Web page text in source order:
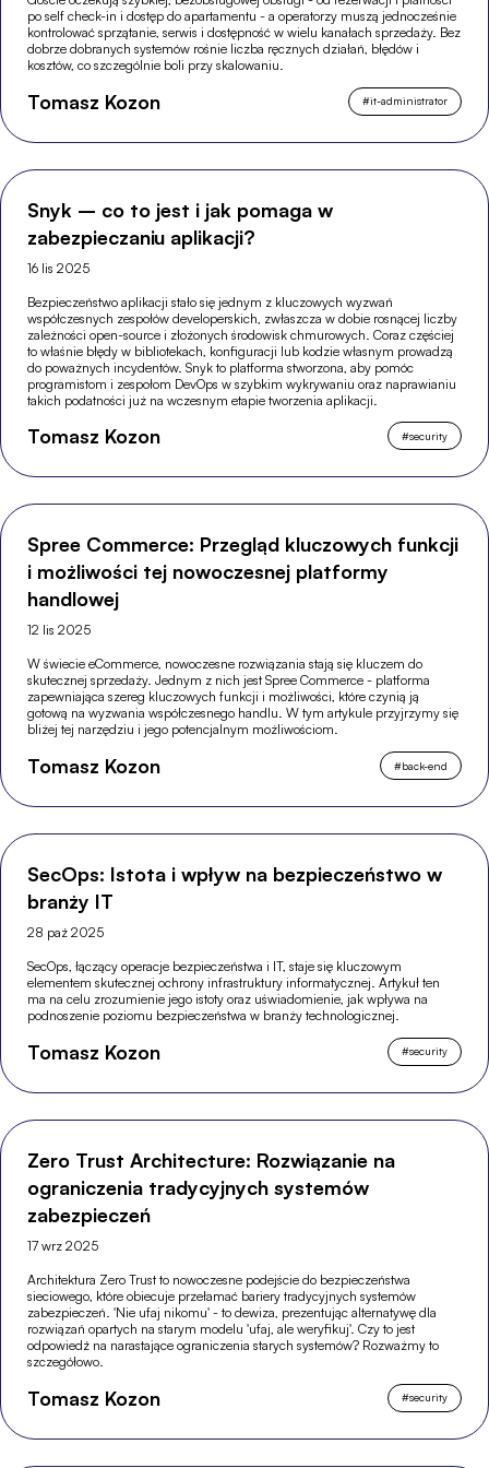
po self check-in i dostęp do apartamentu - a operatorzy muszą jednocześnie
kontrolować sprzątanie, serwis i dostępność w wielu kanałach sprzedaży. Bez
dobrze dobranych systemów rośnie liczba ręcznych działań, błędów i
kosztów, co szczególnie boli przy skalowaniu.
Tomasz Kozon #it-administrator
Snyk – co to jest i jak pomaga w
zabezpieczaniu aplikacji?
16 lis 2025
Bezpieczeństwo aplikacji stało się jednym z kluczowych wyzwań
współczesnych zespołów developerskich, zwłaszcza w dobie rosnącej liczby
zależności open-source i złożonych środowisk chmurowych. Coraz częściej
to właśnie błędy w bibliotekach, konfiguracji lub kodzie własnym prowadzą
do poważnych incydentów. Snyk to platforma stworzona, aby pomóc
programistom i zespołom DevOps w szybkim wykrywaniu oraz naprawianiu
takich podatności już na wczesnym etapie tworzenia aplikacji.
Tomasz Kozon #security
Spree Commerce: Przegląd kluczowych funkcji
i możliwości tej nowoczesnej platformy
handlowej
12 lis 2025
W świecie eCommerce, nowoczesne rozwiązania stają się kluczem do
skutecznej sprzedaży. Jednym z nich jest Spree Commerce - platforma
zapewniająca szereg kluczowych funkcji i możliwości, które czynią ją
gotową na wyzwania współczesnego handlu. W tym artykule przyjrzymy się
bliżej tej narzędziu i jego potencjalnym możliwościom.
Tomasz Kozon #back-end
SecOps: Istota i wpływ na bezpieczeństwo w
branży IT
28 paź 2025
SecOps, łączący operacje bezpieczeństwa i IT, staje się kluczowym
elementem skutecznej ochrony infrastruktury informatycznej. Artykuł ten
ma na celu zrozumienie jego istoty oraz uświadomienie, jak wpływa na
podnoszenie poziomu bezpieczeństwa w branży technologicznej.
Tomasz Kozon #security
Zero Trust Architecture: Rozwiązanie na
ograniczenia tradycyjnych systemów
zabezpieczeń
17 wrz 2025
Architektura Zero Trust to nowoczesne podejście do bezpieczeństwa
sieciowego, które obiecuje przełamać bariery tradycyjnych systemów
zabezpieczeń. 'Nie ufaj nikomu' - to dewiza, prezentując alternatywę dla
rozwiązań opartych na starym modelu 'ufaj, ale weryfikuj'. Czy to jest
odpowiedź na narastające ograniczenia starych systemów? Rozważmy to
szczegółowo.
Tomasz Kozon #security